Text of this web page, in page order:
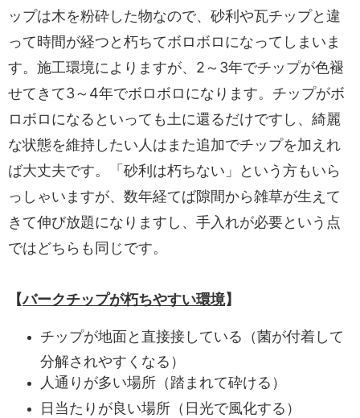
ップは木を粉砕した物なので、砂利や瓦チップと違
って時間が経つと朽ちてボロボロになってしまいま
す。施工環境によりますが、2～3年でチップが色褪
せてきて3～4年でボロボロになります。チップがボ
ロボロになるといっても土に還るだけですし、綺麗
な状態を維持したい人はまた追加でチップを加えれ
ば大丈夫です。「砂利は朽ちない」という方もいら
っしゃいますが、数年経てば隙間から雑草が生えて
きて伸び放題になりますし、手入れが必要という点
ではどちらも同じです。
【バークチップが朽ちやすい環境】
チップが地面と直接接している（菌が付着して
分解されやすくなる）
人通りが多い場所（踏まれて砕ける）
日当たりが良い場所（日光で風化する）